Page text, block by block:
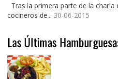
Tras la primera parte de la
cocineros de... 30-06-2015
Las Últimas